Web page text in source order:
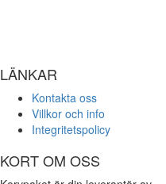
LÄNKAR
Kontakta oss
Villkor och info
Integritetspolicy
KORT OM OSS